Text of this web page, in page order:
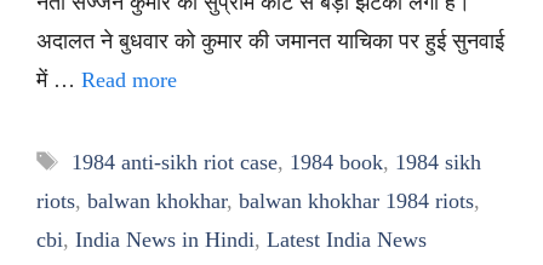
अदालत ने बुधवार को कुमार की जमानत याचिका पर हुई सुनवाई
में … Read more
Tags
1984 anti-sikh riot case, 1984 book, 1984 sikh
riots, balwan khokhar, balwan khokhar 1984 riots,
cbi, India News in Hindi, Latest India News